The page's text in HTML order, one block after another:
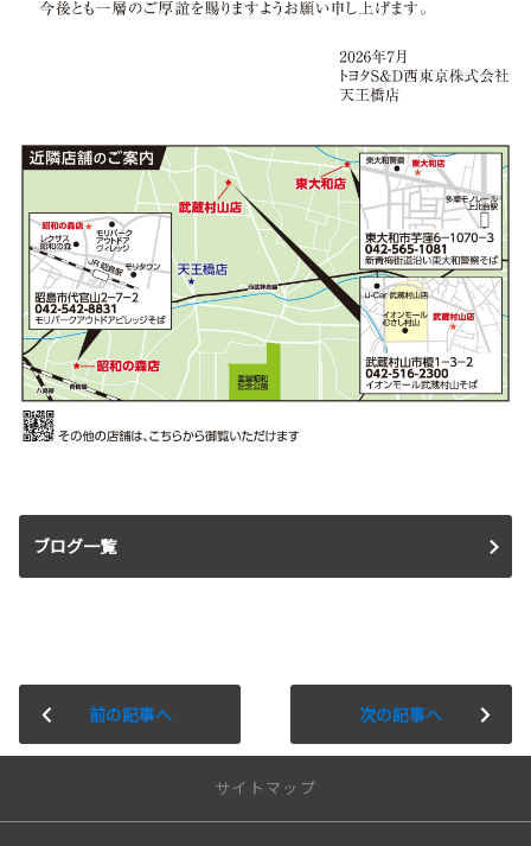
ブログ一覧
前の記事へ 次の記事へ
サイトマップ